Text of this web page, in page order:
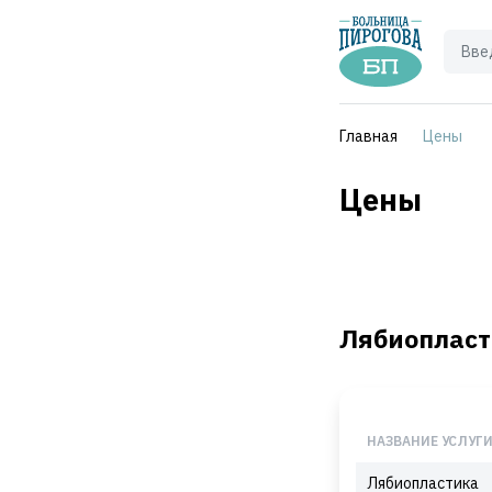
Главная Цены
Цены
НАЗВАНИЕ УСЛУГИ
Лябиопластика